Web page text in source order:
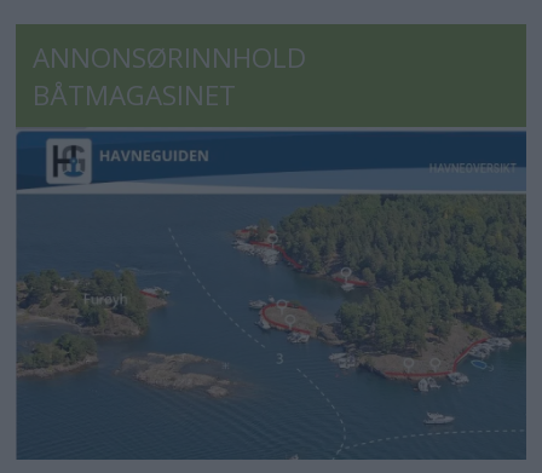
ANNONSØRINNHOLD
BÅTMAGASINET